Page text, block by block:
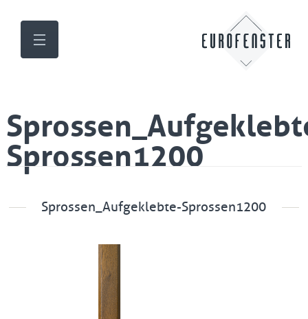
Sprossen1200
Sprossen_Aufgeklebte-Sprossen1200